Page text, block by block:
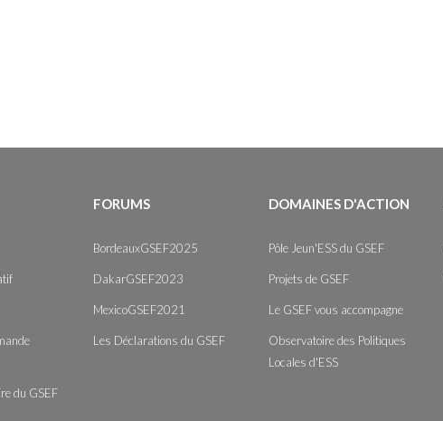
du GSEF
FORUMS
BordeauxGSEF2025
DakarGSEF2023
MexicoGSEF2021
Les Déclarations du GSEF
DOMAINES D'ACTION
Pôle Jeun'ESS du GSEF
Projets de GSEF
Le GSEF vous accompagne
Observatoire des Politiques
Locales d'ESS